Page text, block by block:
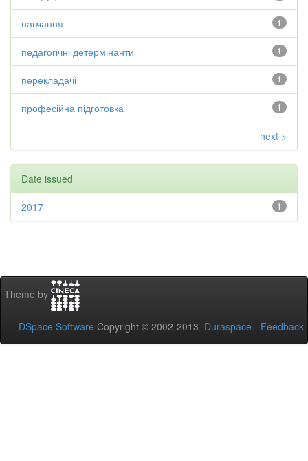
1
навчання
1
педагогічні детермінанти
1
перекладачі
1
професійна підготовка
next >
Date issued
1
2017
Theme by
DSpace Software Copyright © 2002-2013 Duraspace - Feedback